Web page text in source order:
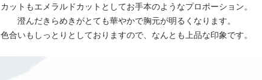
カットもエメラルドカットとしてお手本のようなプロポーション。
澄んだきらめきがとても華やかで胸元が明るくなります。
色合いもしっとりとしておりますので、なんとも上品な印象です。